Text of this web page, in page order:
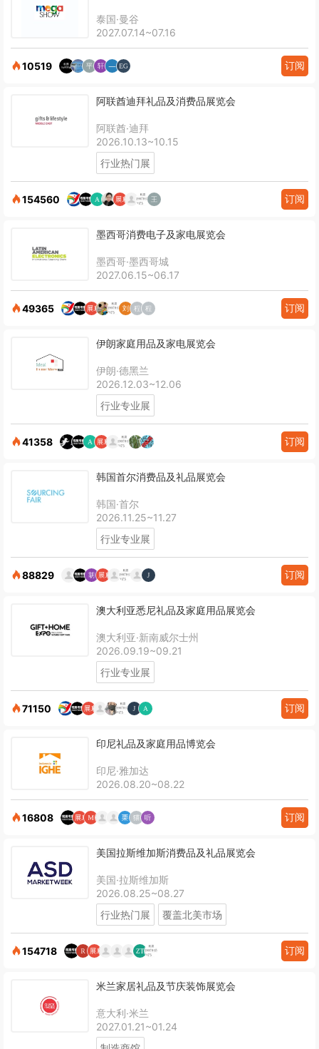
泰国·曼谷
2027.07.14~07.16
10519 订阅
阿联酋迪拜礼品及消费品展览会
阿联酋·迪拜
2026.10.13~10.15
行业热门展
154560 订阅
墨西哥消费电子及家电展览会
墨西哥·墨西哥城
2027.06.15~06.17
49365 订阅
伊朗家庭用品及家电展览会
伊朗·德黑兰
2026.12.03~12.06
行业专业展
41358 订阅
韩国首尔消费品及礼品展览会
韩国·首尔
2026.11.25~11.27
行业专业展
88829 订阅
澳大利亚悉尼礼品及家庭用品展览会
澳大利亚·新南威尔士州
2026.09.19~09.21
行业专业展
71150 订阅
印尼礼品及家庭用品博览会
印尼·雅加达
2026.08.20~08.22
16808 订阅
美国拉斯维加斯消费品及礼品展览会
美国·拉斯维加斯
2026.08.25~08.27
行业热门展
覆盖北美市场
154718 订阅
米兰家居礼品及节庆装饰展览会
意大利·米兰
2027.01.21~01.24